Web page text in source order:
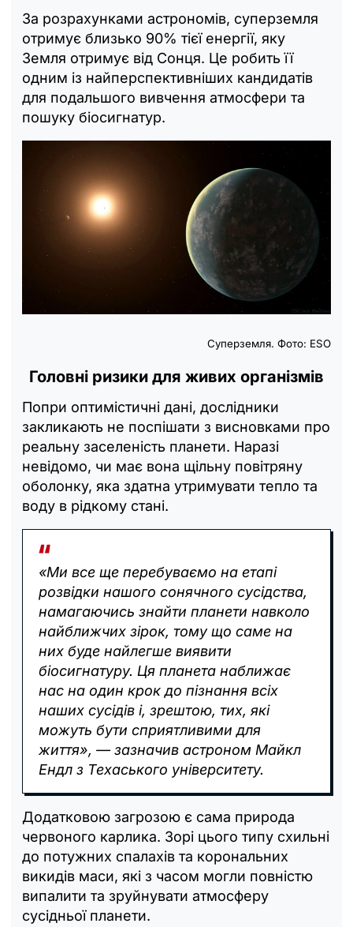
За розрахунками астрономів, суперземля
отримує близько 90% тієї енергії, яку
Земля отримує від Сонця. Це робить її
одним із найперспективніших кандидатів
для подальшого вивчення атмосфери та
пошуку біосигнатур.
Суперземля. Фото: ESO
Головні ризики для живих організмів
Попри оптимістичні дані, дослідники
закликають не поспішати з висновками про
реальну заселеність планети. Наразі
невідомо, чи має вона щільну повітряну
оболонку, яка здатна утримувати тепло та
воду в рідкому стані.
«Ми все ще перебуваємо на етапі
розвідки нашого сонячного сусідства,
намагаючись знайти планети навколо
найближчих зірок, тому що саме на
них буде найлегше виявити
біосигнатуру. Ця планета наближає
нас на один крок до пізнання всіх
наших сусідів і, зрештою, тих, які
можуть бути сприятливими для
життя», — зазначив астроном Майкл
Ендл з Техаського університету.
Додатковою загрозою є сама природа
червоного карлика. Зорі цього типу схильні
до потужних спалахів та корональних
викидів маси, які з часом могли повністю
випалити та зруйнувати атмосферу
сусідньої планети.